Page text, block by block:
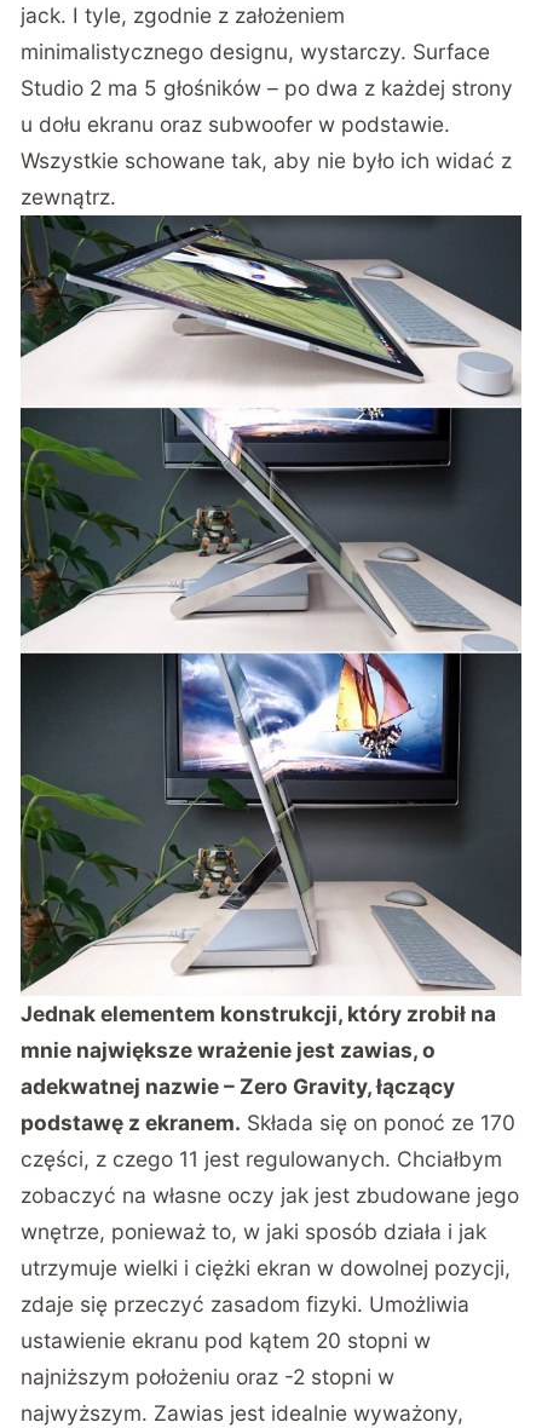
jack. I tyle, zgodnie z założeniem
minimalistycznego designu, wystarczy. Surface
Studio 2 ma 5 głośników – po dwa z każdej strony
u dołu ekranu oraz subwoofer w podstawie.
Wszystkie schowane tak, aby nie było ich widać z
zewnątrz.
Jednak elementem konstrukcji, który zrobił na
mnie największe wrażenie jest zawias, o
adekwatnej nazwie – Zero Gravity, łączący
podstawę z ekranem. Składa się on ponoć ze 170
części, z czego 11 jest regulowanych. Chciałbym
zobaczyć na własne oczy jak jest zbudowane jego
wnętrze, ponieważ to, w jaki sposób działa i jak
utrzymuje wielki i ciężki ekran w dowolnej pozycji,
zdaje się przeczyć zasadom fizyki. Umożliwia
ustawienie ekranu pod kątem 20 stopni w
najniższym położeniu oraz -2 stopni w
najwyższym. Zawias jest idealnie wyważony,